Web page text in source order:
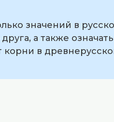
значений в
а также
в